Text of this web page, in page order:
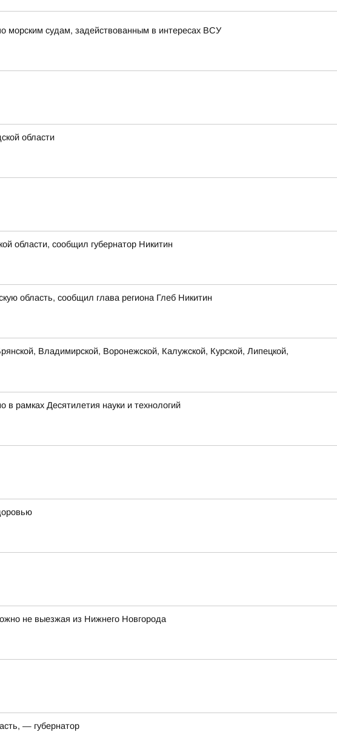
морским судам, задействованным в интересах ВСУ
области
области, сообщил губернатор Никитин
область, сообщил глава региона Глеб Никитин
Владимирской, Воронежской, Калужской, Курской, Липецкой,
рамках Десятилетия науки и технологий
не выезжая из Нижнего Новгорода
— губернатор